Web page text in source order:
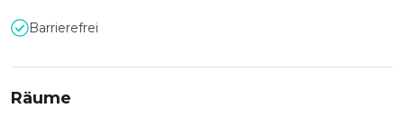
Barrierefrei
Räume